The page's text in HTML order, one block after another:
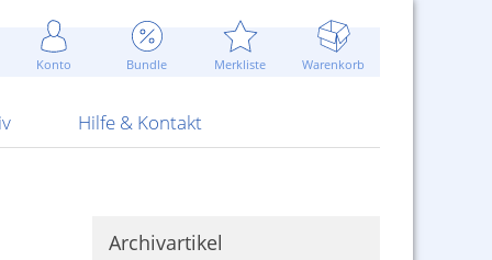
Konto Bundle Merkliste Warenkorb
Attrappen Blitzschnell...
Sommerpreise u.v.m.
ARS Pirotecnia
Hilfe & Kontakt
Kontaktformular
AGB
Archivartikel